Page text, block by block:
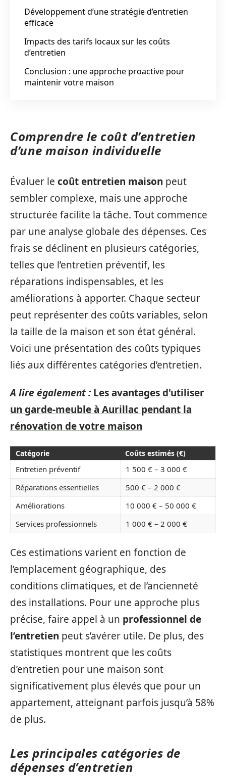
Développement d’une stratégie d’entretien
efficace
Impacts des tarifs locaux sur les coûts
d’entretien
Conclusion : une approche proactive pour
maintenir votre maison
Comprendre le coût d’entretien
d’une maison individuelle
Évaluer le coût entretien maison peut
sembler complexe, mais une approche
structurée facilite la tâche. Tout commence
par une analyse globale des dépenses. Ces
frais se déclinent en plusieurs catégories,
telles que l’entretien préventif, les
réparations indispensables, et les
améliorations à apporter. Chaque secteur
peut représenter des coûts variables, selon
la taille de la maison et son état général.
Voici une présentation des coûts typiques
liés aux différentes catégories d’entretien.
A lire également : Les avantages d'utiliser
un garde-meuble à Aurillac pendant la
rénovation de votre maison
Catégorie Coûts estimés (€)
Entretien préventif
1 500 € – 3 000 €
Réparations essentielles
500 € – 2 000 €
Améliorations
10 000 € – 50 000 €
Services professionnels
1 000 € – 2 000 €
Ces estimations varient en fonction de
l’emplacement géographique, des
conditions climatiques, et de l’ancienneté
des installations. Pour une approche plus
précise, faire appel à un professionnel de
l’entretien peut s’avérer utile. De plus, des
statistiques montrent que les coûts
d’entretien pour une maison sont
significativement plus élevés que pour un
appartement, atteignant parfois jusqu’à 58%
de plus.
Les principales catégories de
dépenses d’entretien